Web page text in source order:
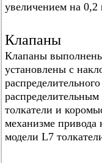
увеличением на
Клапаны
Клапаны
установлены с
распределительным
толкатели и
механизме привода
модели L7